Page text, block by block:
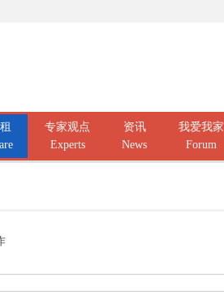
专家观点
Experts
资讯
News
我爱我家
Forum